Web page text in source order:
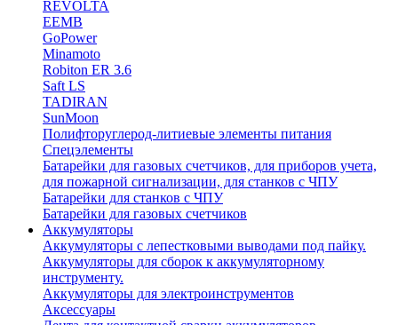
REVOLTA
EEMB
GoPower
Minamoto
Robiton ER 3.6
Saft LS
TADIRAN
SunMoon
Полифторуглерод-литиевые элементы питания
Спецэлементы
Батарейки для газовых счетчиков, для приборов учета,
для пожарной сигнализации, для станков с ЧПУ
Батарейки для станков с ЧПУ
Батарейки для газовых счетчиков
Аккумуляторы
Аккумуляторы с лепестковыми выводами под пайку.
Аккумуляторы для сборок к аккумуляторному
инструменту.
Аккумуляторы для электроинструментов
Аксессуары